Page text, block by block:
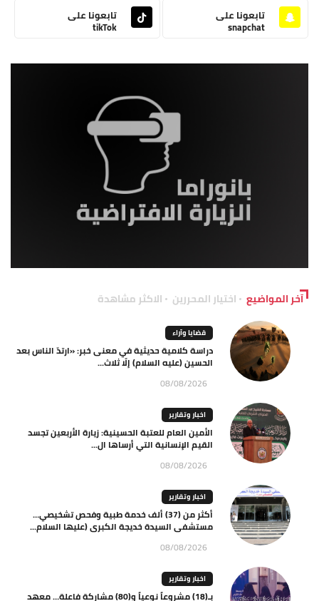
تابعونا على
snapchat
تابعونا على
tikTok
آخر المواضيع اختيار المحررين الاكثر مشاهدة
قضايا وآراء
دراسة كلامية حديثية في معنى خبر: «ارتدّ الناس بعد
الحسين (عليه السلام) إلّا ثلاث...
08/08/2026
اخبار وتقارير
الأمين العام للعتبة الحسينية: زيارة الأربعين تجسد
القيم الإنسانية التي أرساها ال...
08/08/2026
اخبار وتقارير
أكثر من (37) ألف خدمة طبية وفحص تشخيصي…
مستشفى السيدة خديجة الكبرى (عليها السلام...
08/08/2026
اخبار وتقارير
بـ(18) مشروعاً نوعياً و(80) مشاركة فاعلة… معهد